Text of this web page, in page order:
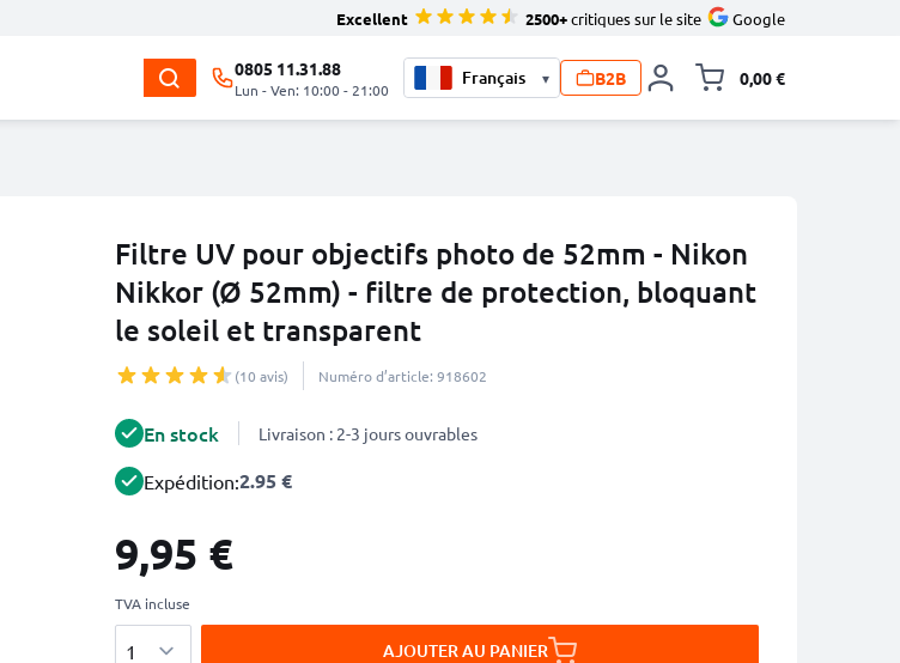
Excellent 2500+critiques sur le site Google
0805 11.31.88
Lun - Ven: 10:00 - 21:00
▾ B2B 0,00 €
Filtre UV pour objectifs photo de 52mm - Nikon
Nikkor (Ø 52mm) - filtre de protection, bloquant
le soleil et transparent
(10 avis) Numéro d’article: 918602
En stock Livraison : 2-3 jours ouvrables
Expédition:2.95 €
9,95 €
TVA incluse
AJOUTER AU PANIER